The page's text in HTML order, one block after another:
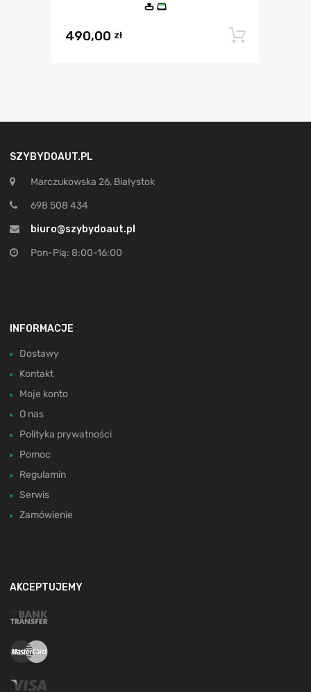
490,00 zł
SZYBYDOAUT.PL
Marczukowska 26, Białystok
698 508 434
biuro@szybydoaut.pl
Pon-Pią: 8:00-16:00
INFORMACJE
Dostawy
Kontakt
Moje konto
O nas
Polityka prywatności
Pomoc
Regulamin
Serwis
Zamówienie
AKCEPTUJEMY